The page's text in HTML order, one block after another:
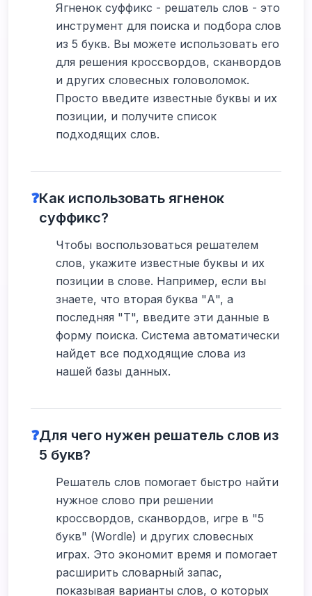
Ягненок суффикс - решатель слов - это
инструмент для поиска и подбора слов
из 5 букв. Вы можете использовать его
для решения кроссвордов, сканвордов
и других словесных головоломок.
Просто введите известные буквы и их
позиции, и получите список
подходящих слов.
❓Как использовать ягненок
суффикс?
Чтобы воспользоваться решателем
слов, укажите известные буквы и их
позиции в слове. Например, если вы
знаете, что вторая буква "А", а
последняя "Т", введите эти данные в
форму поиска. Система автоматически
найдет все подходящие слова из
нашей базы данных.
❓Для чего нужен решатель слов из
5 букв?
Решатель слов помогает быстро найти
нужное слово при решении
кроссвордов, сканвордов, игре в "5
букв" (Wordle) и других словесных
играх. Это экономит время и помогает
расширить словарный запас,
показывая варианты слов, о которых